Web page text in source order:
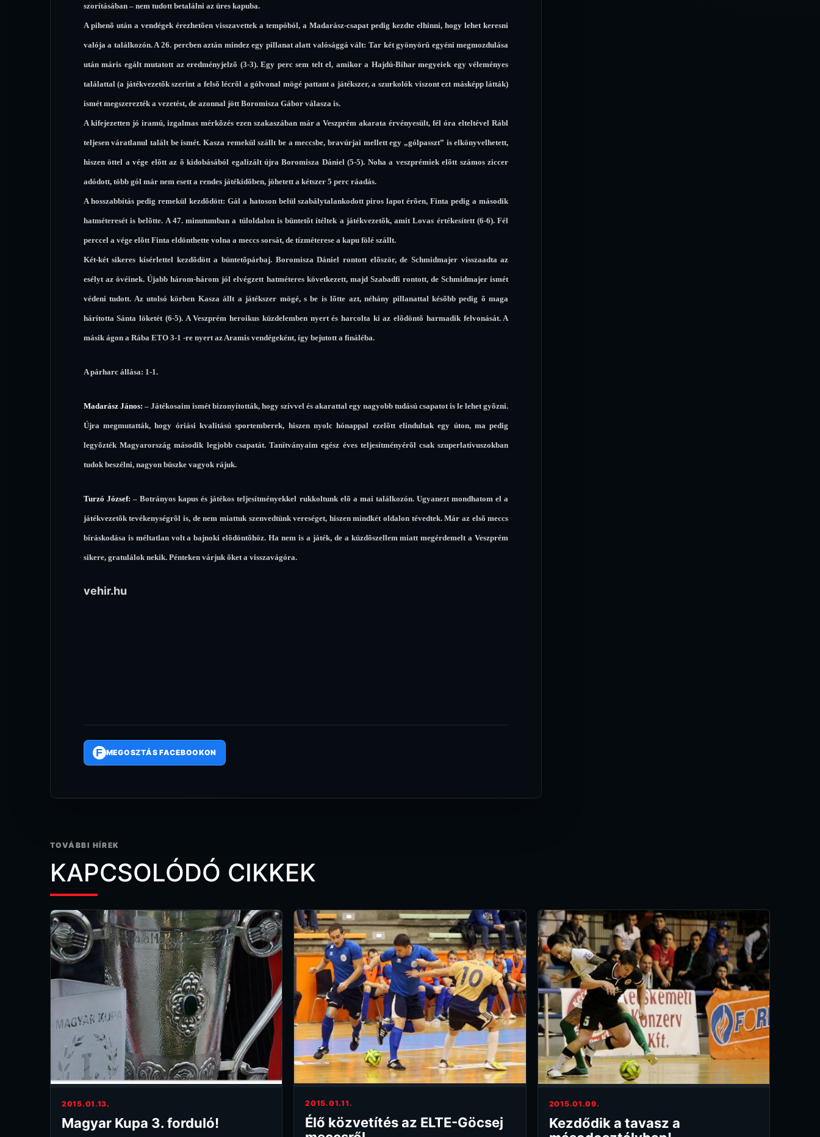
szorításában – nem tudott betalálni az üres kapuba.
A pihenõ után a vendégek érezhetõen visszavettek a tempóból, a Madarász-csapat pedig kezdte elhinni, hogy lehet keresni
valója a találkozón. A 26. percben aztán mindez egy pillanat alatt valósággá vált: Tar két gyönyörû egyéni megmozdulása
után máris egált mutatott az eredményjelzõ (3-3). Egy perc sem telt el, amikor a Hajdú-Bihar megyeiek egy véleményes
találattal (a játékvezetõk szerint a felsõ lécrõl a gólvonal mögé pattant a játékszer, a szurkolók viszont ezt másképp látták)
ismét megszerezték a vezetést, de azonnal jött Boromisza Gábor válasza is.
A kifejezetten jó iramú, izgalmas mérkõzés ezen szakaszában már a Veszprém akarata érvényesült, fél óra elteltével Rábl
teljesen váratlanul talált be ismét. Kasza remekül szállt be a meccsbe, bravúrjai mellett egy „gólpasszt” is elkönyvelhetett,
hiszen öttel a vége elõtt az õ kidobásából egalizált újra Boromisza Dániel (5-5). Noha a veszprémiek elõtt számos ziccer
adódott, több gól már nem esett a rendes játékidõben, jöhetett a kétszer 5 perc ráadás.
A hosszabbítás pedig remekül kezdõdött: Gál a hatoson belül szabálytalankodott piros lapot érõen, Finta pedig a második
hatméteresét is belõtte. A 47. minutumban a túloldalon is büntetõt ítéltek a játékvezetõk, amit Lovas értékesített (6-6). Fél
perccel a vége elõtt Finta eldönthette volna a meccs sorsát, de tízméterese a kapu fölé szállt.
Két-két sikeres kísérlettel kezdõdött a büntetõpárbaj. Boromisza Dániel rontott elõször, de Schmidmajer visszaadta az
esélyt az övéinek. Újabb három-három jól elvégzett hatméteres következett, majd Szabadfi rontott, de Schmidmajer ismét
védeni tudott. Az utolsó körben Kasza állt a játékszer mögé, s be is lõtte azt, néhány pillanattal késõbb pedig õ maga
hárította Sánta löketét (6-5). A Veszprém heroikus küzdelemben nyert és harcolta ki az elõdöntõ harmadik felvonását. A
másik ágon a Rába ETO 3-1 -re nyert az Aramis vendégeként, így bejutott a fináléba.
A párharc állása: 1-1.
Madarász János: – Játékosaim ismét bizonyították, hogy szívvel és akarattal egy nagyobb tudású csapatot is le lehet gyõzni.
Újra megmutatták, hogy óriási kvalitású sportemberek, hiszen nyolc hónappal ezelõtt elindultak egy úton, ma pedig
legyõzték Magyarország második legjobb csapatát. Tanítványaim egész éves teljesítményérõl csak szuperlatívuszokban
tudok beszélni, nagyon büszke vagyok rájuk.
Turzó József: – Botrányos kapus és játékos teljesítményekkel rukkoltunk elõ a mai találkozón. Ugyanezt mondhatom el a
játékvezetõk tevékenységrõl is, de nem miattuk szenvedtünk vereséget, hiszen mindkét oldalon tévedtek. Már az elsõ meccs
bíráskodása is méltatlan volt a bajnoki elõdöntõhöz. Ha nem is a játék, de a küzdõszellem miatt megérdemelt a Veszprém
sikere, gratulálok nekik. Pénteken várjuk õket a visszavágóra.
vehir.hu
F MEGOSZTÁS FACEBOOKON
TOVÁBBI HÍREK
KAPCSOLÓDÓ CIKKEK
2015.01.13.
Magyar Kupa 3. forduló!
2015.01.11.
Élő közvetítés az ELTE-Göcsej
2015.01.09.
Kezdődik a tavasz a